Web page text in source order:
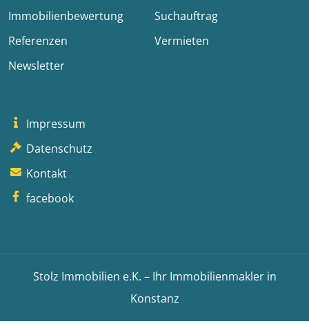
Immobilienbewertung
Suchauftrag
Referenzen
Vermieten
Newsletter
Impressum
Datenschutz
Kontakt
facebook
Stolz Immobilien e.K. – Ihr Immobilienmakler in
Konstanz